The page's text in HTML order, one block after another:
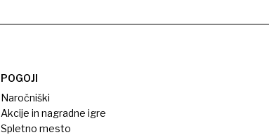
POGOJI
Naročniški
Akcije in nagradne igre
Spletno mesto